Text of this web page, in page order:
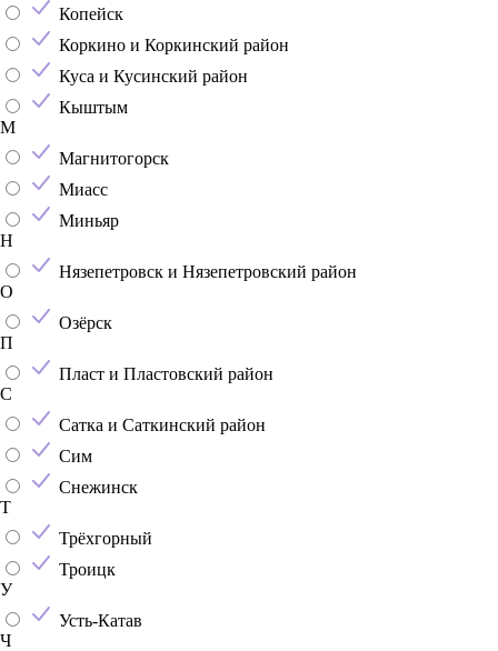
Копейск
Коркино и Коркинский район
Куса и Кусинский район
Кыштым
М
Магнитогорск
Миасс
Миньяр
Н
Нязепетровск и Нязепетровский район
О
Озёрск
П
Пласт и Пластовский район
С
Сатка и Саткинский район
Сим
Снежинск
Т
Трёхгорный
Троицк
У
Усть-Катав
Ч